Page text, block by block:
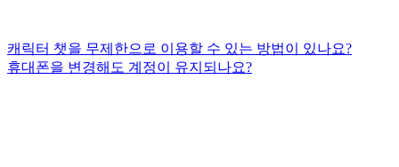
캐릭터 챗을 무제한으로 이용할 수 있는 방법이 있나요?
휴대폰을 변경해도 계정이 유지되나요?